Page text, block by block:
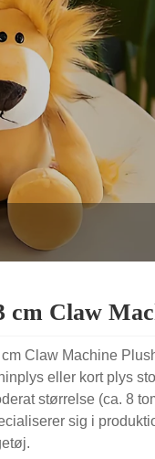
cm Claw
Claw Machine
eller kort plys
størrelse (ca. 8
sig i